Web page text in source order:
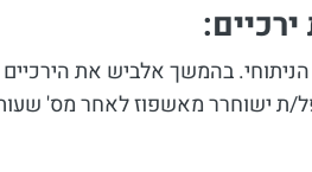
הניתוחי. בהמשך אלביש את
ת ישוחרר מאשפוז לאחר מס'